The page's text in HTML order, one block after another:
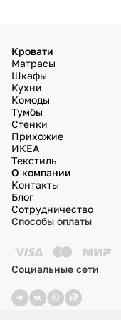
Кровати
Матрасы
Шкафы
Кухни
Комоды
Тумбы
Стенки
Прихожие
ИКЕА
Текстиль
О компании
Контакты
Блог
Сотрудничество
Способы оплаты
Социальные сети